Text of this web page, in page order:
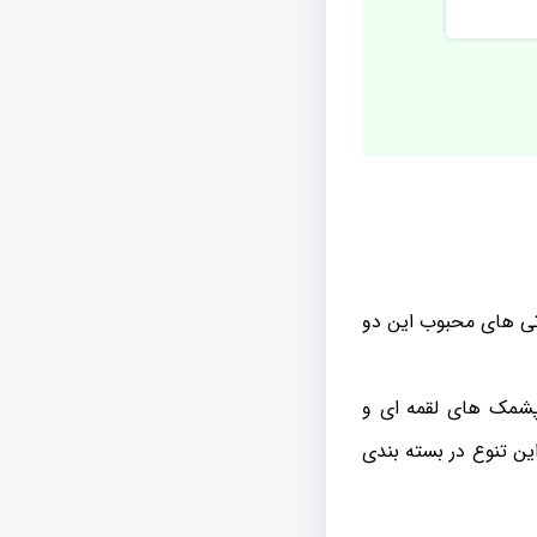
های محبوب این دو
پشمک های لقمه ای و
تنوع در بسته بندی